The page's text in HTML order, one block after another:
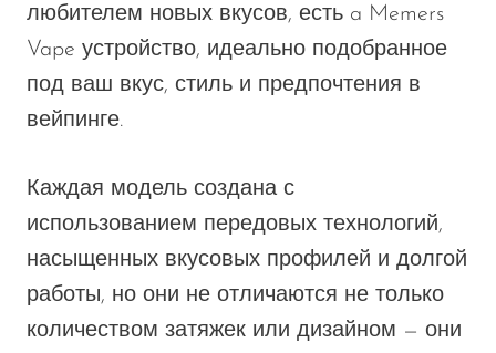
любителем новых вкусов, есть a Memers
Vape устройство, идеально подобранное
под ваш вкус, стиль и предпочтения в
вейпинге.
Каждая модель создана с
использованием передовых технологий,
насыщенных вкусовых профилей и долгой
работы, но они не отличаются не только
количеством затяжек или дизайном — они